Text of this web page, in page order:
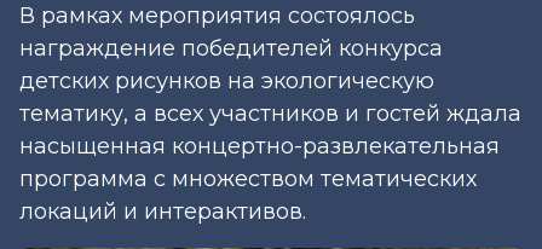
В рамках мероприятия состоялось
награждение победителей конкурса
детских рисунков на экологическую
тематику, а всех участников и гостей ждала
насыщенная концертно-развлекательная
программа с множеством тематических
локаций и интерактивов.